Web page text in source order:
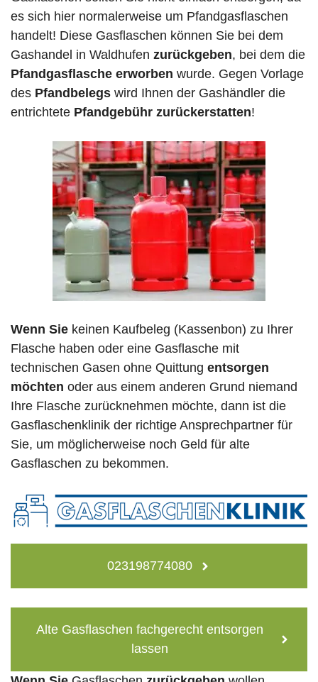
es sich hier normalerweise um Pfandgasflaschen
handelt! Diese Gasflaschen können Sie bei dem
Gashandel in Waldhufen zurückgeben, bei dem die
Pfandgasflasche erworben wurde. Gegen Vorlage
des Pfandbelegs wird Ihnen der Gashändler die
entrichtete Pfandgebühr zurückerstatten!
Wenn Sie keinen Kaufbeleg (Kassenbon) zu Ihrer
Flasche haben oder eine Gasflasche mit
technischen Gasen ohne Quittung entsorgen
möchten oder aus einem anderen Grund niemand
Ihre Flasche zurücknehmen möchte, dann ist die
Gasflaschenklinik der richtige Ansprechpartner für
Sie, um möglicherweise noch Geld für alte
Gasflaschen zu bekommen.
023198774080
Alte Gasflaschen fachgerecht entsorgen
lassen